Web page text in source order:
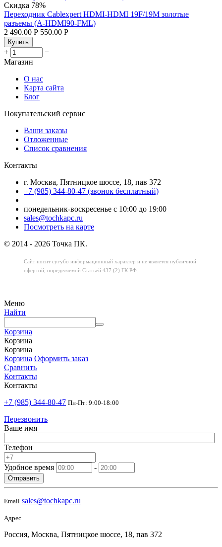
Скидка 78%
Переходник Cablexpert HDMI-HDMI 19F/19M золотые
разъемы (A-HDMI90-FML)
2 490.00 Р 550.00 Р
Купить
+
−
Магазин
О нас
Карта сайта
Блог
Покупательский сервис
Ваши заказы
Отложенные
Список сравнения
Контакты
г. Москва, Пятницкое шоссе, 18, пав 372
+7 (985) 344-80-47 (звонок бесплатный)
понедельник-воскресенье с 10:00 до 19:00
sales@tochkapc.ru
Посмотреть на карте
© 2014 - 2026 Точка ПК.
Сайт носит сугубо информационный характер и не является публичной
офертой, определяемой Статьей 437 (2) ГК РФ.
Меню
Найти
Корзина
Корзина
Корзина
Корзина Оформить заказ
Сравнить
Контакты
Контакты
+7 (985) 344-80-47 Пн-Пт: 9:00-18:00
Перезвонить
Ваше имя
Телефон
Удобное время -
Отправить
Email sales@tochkapc.ru
Адрес
Россия, Москва, Пятницкое шоссе, 18, пав 372